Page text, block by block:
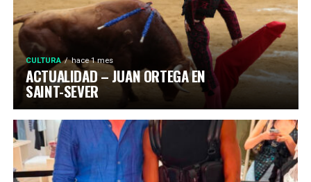
CULTURA hace 1 mes
ACTUALIDAD – JUAN ORTEGA EN
SAINT-SEVER